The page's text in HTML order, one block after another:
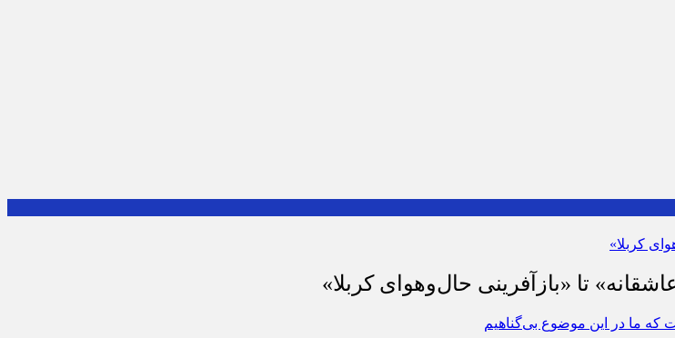
تا «بازآفرینی حال‌وهوای کربلا»